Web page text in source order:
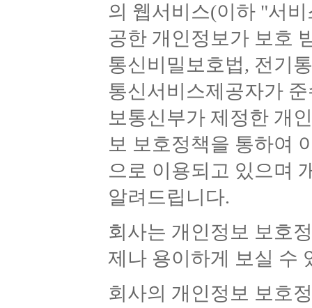
의 웹서비스(이하 "서
공한 개인정보가 보호
통신비밀보호법, 전기
통신서비스제공자가
보통신부가 제정한 개
보 보호정책을 통하여
으로 이용되고 있으며
알려드립니다.
회사는 개인정보 보호
제나 용이하게 보실 수
회사의 개인정보 보호